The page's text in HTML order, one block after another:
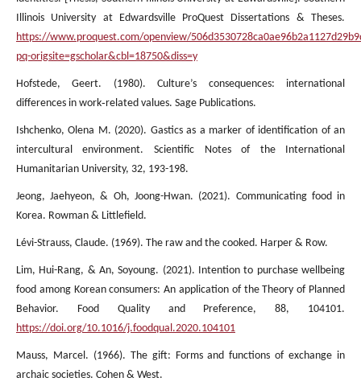
Illinois University at Edwardsville ProQuest Dissertations & Theses.
https://www.proquest.com/openview/
pq-origsite=gscholar&cbl=18750&diss=y
Hofstede, Geert. (1980). Culture’s consequences: international
differences in work‑related values. Sage Publications.
Ishchenko, Olena M. (2020). Gastics as a marker of identification of an
intercultural environment. Scientific Notes of the International
Humanitarian University, 32, 193-198.
Jeong, Jaehyeon, & Oh, Joong-Hwan. (2021). Communicating food in
Korea. Rowman & Littlefield.
Lévi-Strauss, Claude. (1969). The raw and the cooked. Harper & Row.
Lim, Hui-Rang, & An, Soyoung. (2021). Intention to purchase wellbeing
food among Korean consumers: An application of the Theory of Planned
Behavior. Food Quality and Preference, 88, 104101.
https://doi.org/10.1016/j.foodqual.2020.104101
Mauss, Marcel. (1966). The gift: Forms and functions of exchange in
archaic societies. Cohen & West.